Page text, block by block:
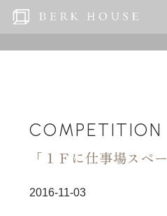
COMPETITION
「１Ｆに仕事場スペ
2016-11-03